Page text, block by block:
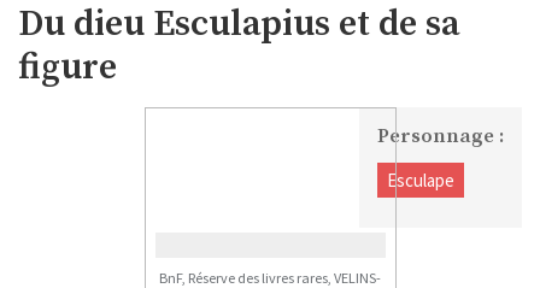
Du dieu Esculapius et de sa
figure
Personnage :
Esculape
BnF, Réserve des livres rares, VELINS-